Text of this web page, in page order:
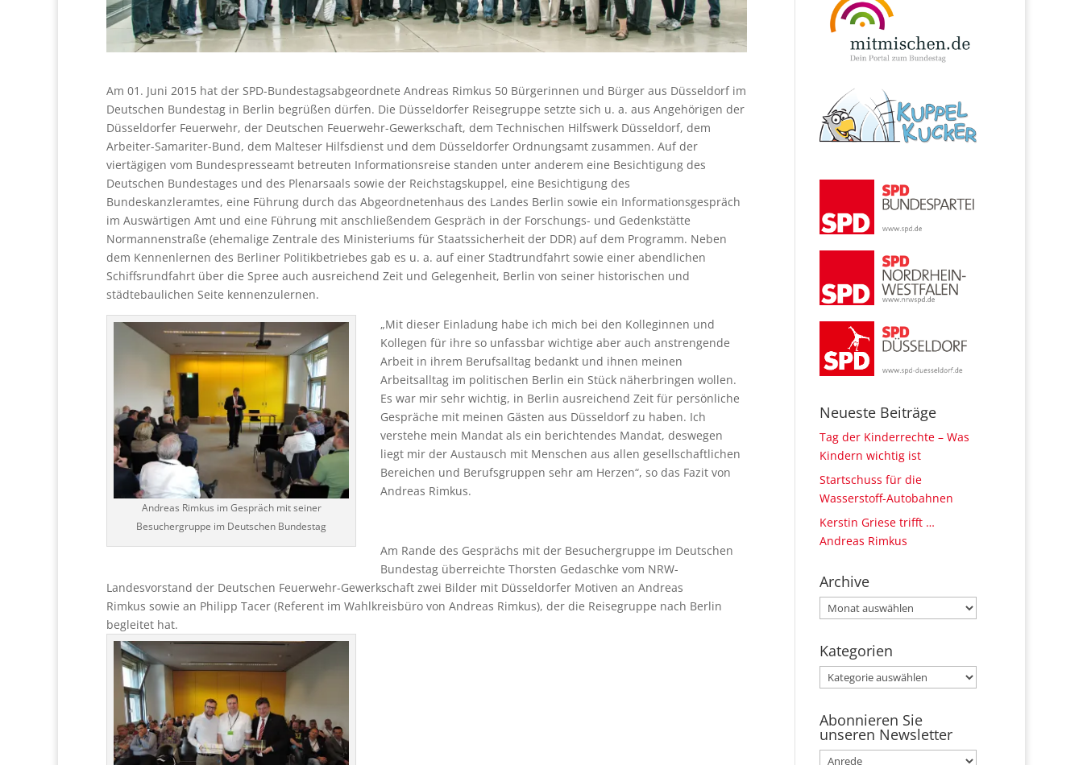
Am 01. Juni 2015 hat der SPD-Bundestagsabgeordnete Andreas Rimkus 50 Bürgerinnen und Bürger aus Düsseldorf im
Deutschen Bundestag in Berlin begrüßen dürfen. Die Düsseldorfer Reisegruppe setzte sich u. a. aus Angehörigen der
Düsseldorfer Feuerwehr, der Deutschen Feuerwehr-Gewerkschaft, dem Technischen Hilfswerk Düsseldorf, dem
Arbeiter-Samariter-Bund, dem Malteser Hilfsdienst und dem Düsseldorfer Ordnungsamt zusammen. Auf der
viertägigen vom Bundespresseamt betreuten Informationsreise standen unter anderem eine Besichtigung des
Deutschen Bundestages und des Plenarsaals sowie der Reichstagskuppel, eine Besichtigung des
Bundeskanzleramtes, eine Führung durch das Abgeordnetenhaus des Landes Berlin sowie ein Informationsgespräch
im Auswärtigen Amt und eine Führung mit anschließendem Gespräch in der Forschungs- und Gedenkstätte
Normannenstraße (ehemalige Zentrale des Ministeriums für Staatssicherheit der DDR) auf dem Programm. Neben
dem Kennenlernen des Berliner Politikbetriebes gab es u. a. auf einer Stadtrundfahrt sowie einer abendlichen
Schiffsrundfahrt über die Spree auch ausreichend Zeit und Gelegenheit, Berlin von seiner historischen und
städtebaulichen Seite kennenzulernen.
Andreas Rimkus im Gespräch mit seiner
Besuchergruppe im Deutschen Bundestag
„Mit dieser Einladung habe ich mich bei den Kolleginnen und
Kollegen für ihre so unfassbar wichtige aber auch anstrengende
Arbeit in ihrem Berufsalltag bedankt und ihnen meinen
Arbeitsalltag im politischen Berlin ein Stück näherbringen wollen.
Es war mir sehr wichtig, in Berlin ausreichend Zeit für persönliche
Gespräche mit meinen Gästen aus Düsseldorf zu haben. Ich
verstehe mein Mandat als ein berichtendes Mandat, deswegen
liegt mir der Austausch mit Menschen aus allen gesellschaftlichen
Bereichen und Berufsgruppen sehr am Herzen“, so das Fazit von
Andreas Rimkus.
Am Rande des Gesprächs mit der Besuchergruppe im Deutschen
Bundestag überreichte Thorsten Gedaschke vom NRW-
Landesvorstand der Deutschen Feuerwehr-Gewerkschaft zwei Bilder mit Düsseldorfer Motiven an Andreas
Rimkus sowie an Philipp Tacer (Referent im Wahlkreisbüro von Andreas Rimkus), der die Reisegruppe nach Berlin
begleitet hat.
Neueste Beiträge
Tag der Kinderrechte – Was
Kindern wichtig ist
Startschuss für die
Wasserstoff-Autobahnen
Kerstin Griese trifft …
Andreas Rimkus
Archive
Archive
Kategorien
Kategorien
Abonnieren Sie
unseren Newsletter